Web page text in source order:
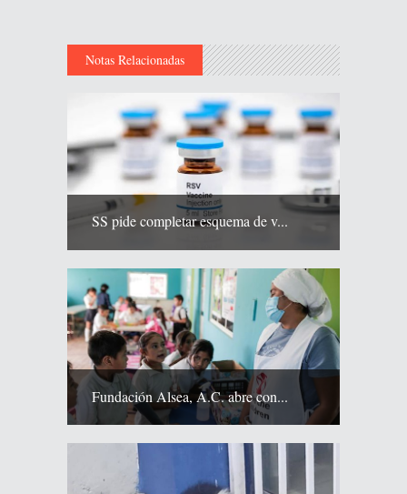
Notas Relacionadas
SS pide completar esquema de v...
Fundación Alsea, A.C. abre con...